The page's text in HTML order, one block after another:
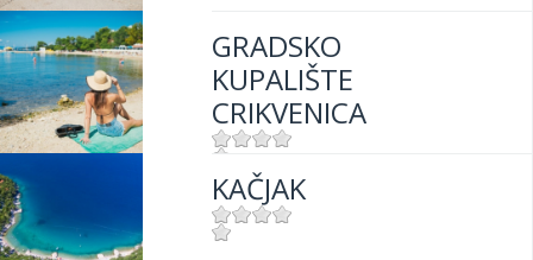
GRADSKO
KUPALIŠTE
CRIKVENICA
Mjesto:Mjesto: Crikvenica
KAČJAK